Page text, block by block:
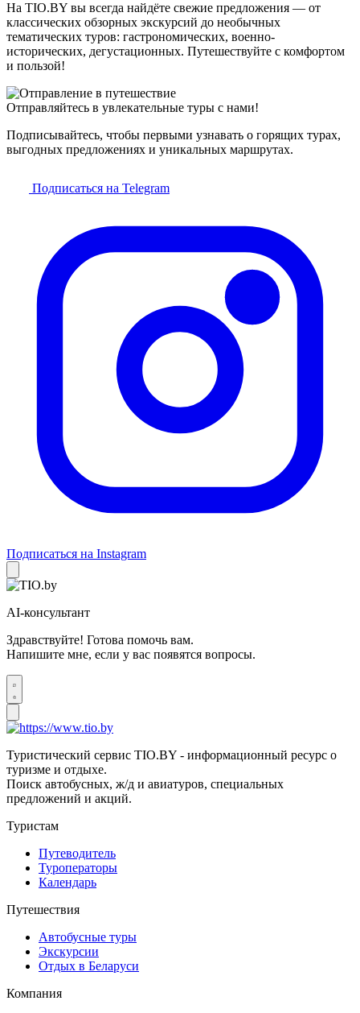
На TIO.BY вы всегда найдёте свежие предложения — от
классических обзорных экскурсий до необычных
тематических туров: гастрономических, военно-
исторических, дегустационных. Путешествуйте с комфортом
и пользой!
Отправляйтесь в увлекательные туры с нами!
Подписывайтесь, чтобы первыми узнавать о горящих турах,
выгодных предложениях и уникальных маршрутах.
Подписаться на Telegram
Подписаться на Instagram
AI-консультант
Здравствуйте! Готова помочь вам.
Напишите мне, если у вас появятся вопросы.
Туристический сервис TIO.BY - информационный ресурс о
туризме и отдыхе.
Поиск автобусных, ж/д и авиатуров, специальных
предложений и акций.
Туристам
Путеводитель
Туроператоры
Календарь
Путешествия
Автобусные туры
Экскурсии
Отдых в Беларуси
Компания